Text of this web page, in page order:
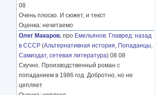
08
Очень плоско. И сюжет, и текст
Оценка: нечитаемо
Олег Макаров. про Емельянов: Главред: назад
в СССР (Альтернативная история, Попаданцы,
Самиздат, сетевая литература) 08 08
Скучно. Производственный роман с
попаданием в 1986 год. Добротно, но не
цепляет